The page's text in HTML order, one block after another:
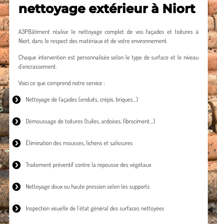
nettoyage extérieur à Niort
A3PBâtiment réalise le nettoyage complet de vos façades et toitures à
Niort, dans le respect des matériaux et de votre environnement.
Chaque intervention est personnalisée selon le type de surface et le niveau
d’encrassement.
Voici ce que comprend notre service :
Nettoyage de façades(enduits, crépis, briques…)
Démoussage de toitures(tuiles, ardoises, fibrociment…)
Élimination des mousses, lichens et salissures
Traitement préventif contre la repousse des végétaux
Nettoyage doux ou haute pression selon les supports
Inspection visuelle de l’état général des surfaces nettoyées